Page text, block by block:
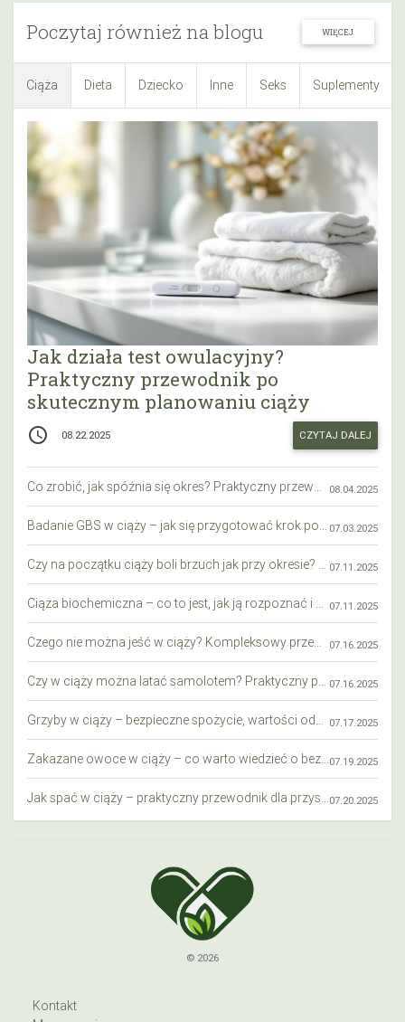
Poczytaj również na blogu WIĘCEJ
Ciąża Dieta Dziecko Inne Seks Suplementy
Jak działa test owulacyjny?
Praktyczny przewodnik po
skutecznym planowaniu ciąży
access_time 08.22.2025 CZYTAJ DALEJ
08.04.2025
07.03.2025
07.11.2025
07.11.2025
07.16.2025
07.16.2025
07.17.2025
07.19.2025
07.20.2025
© 2026
Kontakt